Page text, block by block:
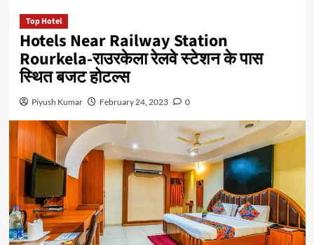
Top Hotel
Hotels Near Railway Station
Rourkela-राउरकेला रेलवे स्टेशन के पास
स्थित बजट होटल्स
Piyush Kumar February 24, 2023 0